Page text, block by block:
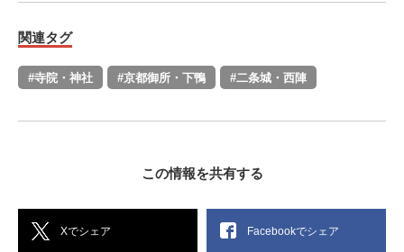
関連タグ
#寺院・神社 #京都御所・下鴨 #二条城・西陣
この情報を共有する
Xでシェア Facebookでシェア